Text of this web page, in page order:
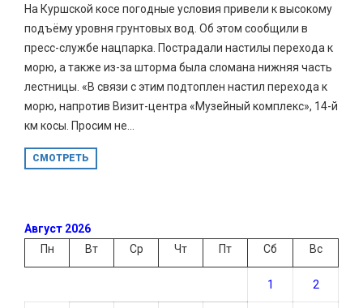
На Куршской косе погодные условия привели к высокому
подъёму уровня грунтовых вод. Об этом сообщили в
пресс-службе нацпарка. Пострадали настилы перехода к
морю, а также из-за шторма была сломана нижняя часть
лестницы. «В связи с этим подтоплен настил перехода к
морю, напротив Визит-центра «Музейный комплекс», 14-й
км косы. Просим не...
СМОТРЕТЬ
Август 2026
Пн
Вт Ср Чт Пт Сб Вс
1 2